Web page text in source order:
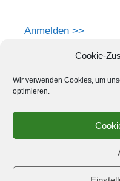
Cookie-
Wir verwenden Cookies, um
optimieren.
Anmelden >>